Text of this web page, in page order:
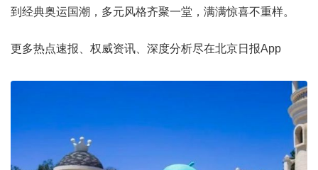
到经典奥运国潮，多元风格齐聚一堂，满满惊喜不重样。
更多热点速报、权威资讯、深度分析尽在北京日报App